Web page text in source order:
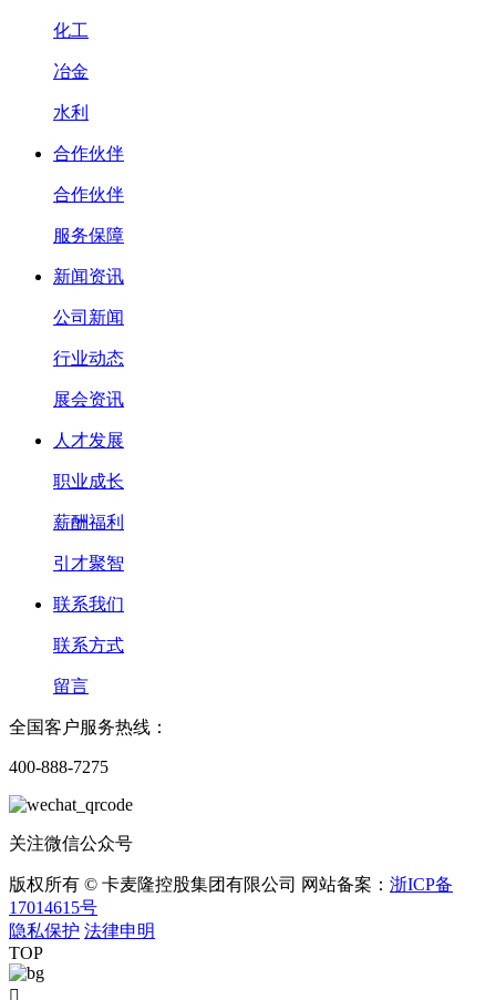
化工
冶金
水利
合作伙伴
合作伙伴
服务保障
新闻资讯
公司新闻
行业动态
展会资讯
人才发展
职业成长
薪酬福利
引才聚智
联系我们
联系方式
留言
全国客户服务热线：
400-888-7275
关注微信公众号
版权所有 © 卡麦隆控股集团有限公司 网站备案： 浙ICP备
17014615号
隐私保护 法律申明
TOP
